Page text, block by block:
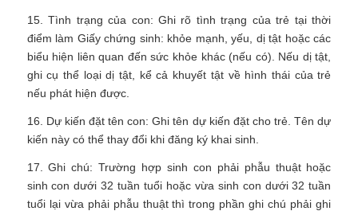
15. Tình trạng của con: Ghi rõ tình trạng của trẻ tại thời
điểm làm Giấy chứng sinh: khỏe mạnh, yếu, dị tật hoặc các
biểu hiện liên quan đến sức khỏe khác (nếu có). Nếu dị tật,
ghi cụ thể loại dị tật, kể cả khuyết tật về hình thái của trẻ
nếu phát hiện được.
16. Dự kiến đặt tên con: Ghi tên dự kiến đặt cho trẻ. Tên dự
kiến này có thể thay đổi khi đăng ký khai sinh.
17. Ghi chú: Trường hợp sinh con phải phẫu thuật hoặc
sinh con dưới 32 tuần tuổi hoặc vừa sinh con dưới 32 tuần
tuổi lại vừa phải phẫu thuật thì trong phần ghi chú phải ghi